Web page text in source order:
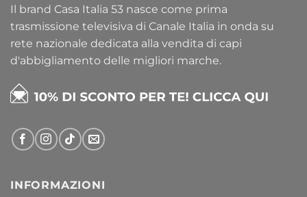
Il brand Casa Italia 53 nasce come prima
trasmissione televisiva di Canale Italia in onda su
rete nazionale dedicata alla vendita di capi
d'abbigliamento delle migliori marche.
INFORMAZIONI